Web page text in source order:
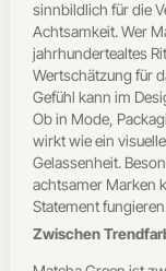
sinnbildlich für die
Achtsamkeit. Wer
jahrhundertealtes
Wertschätzung für
Gefühl kann im
Ob in Mode,
wirkt wie ein
Gelassenheit.
achtsamer Marken
Statement
Zwischen